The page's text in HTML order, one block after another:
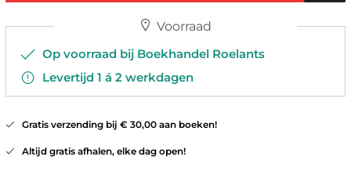
Voorraad
Op voorraad bij Boekhandel Roelants
Levertijd 1 á 2 werkdagen
Gratis verzending bij € 30,00 aan boeken!
Altijd gratis afhalen, elke dag open!